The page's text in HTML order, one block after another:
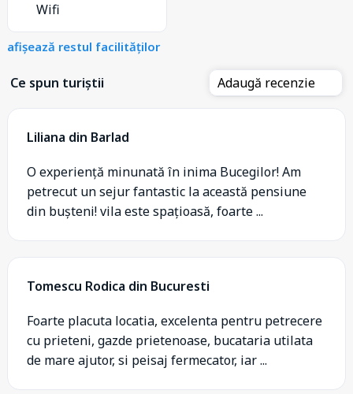
Wifi
afișează restul facilităților
Ce spun turiștii Adaugă recenzie
Liliana din Barlad
O experiență minunată în inima Bucegilor! Am
petrecut un sejur fantastic la această pensiune
din bușteni! vila este spațioasă, foarte ...
Tomescu Rodica din Bucuresti
Foarte placuta locatia, excelenta pentru petrecere
cu prieteni, gazde prietenoase, bucataria utilata
de mare ajutor, si peisaj fermecator, iar ...